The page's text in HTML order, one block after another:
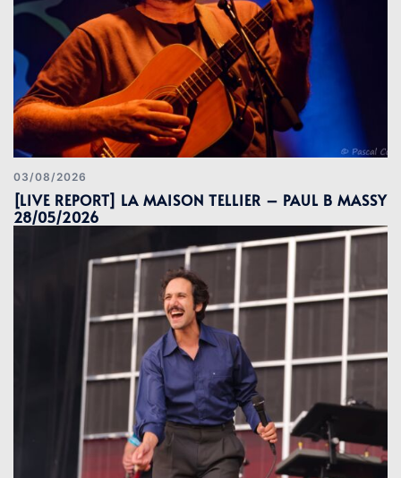
03/08/2026
[LIVE REPORT] LA MAISON TELLIER – PAUL B MASSY
28/05/2026